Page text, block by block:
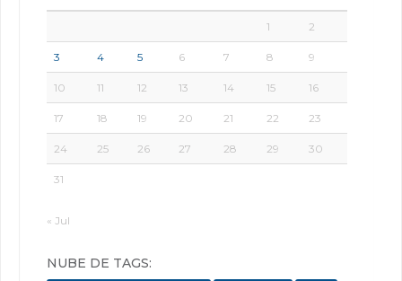
1 2
3 4 5 6 7 8 9
10 11 12 13 14 15 16
17 18 19 20 21 22 23
24 25 26 27 28 29 30
31
« Jul
NUBE DE TAGS: